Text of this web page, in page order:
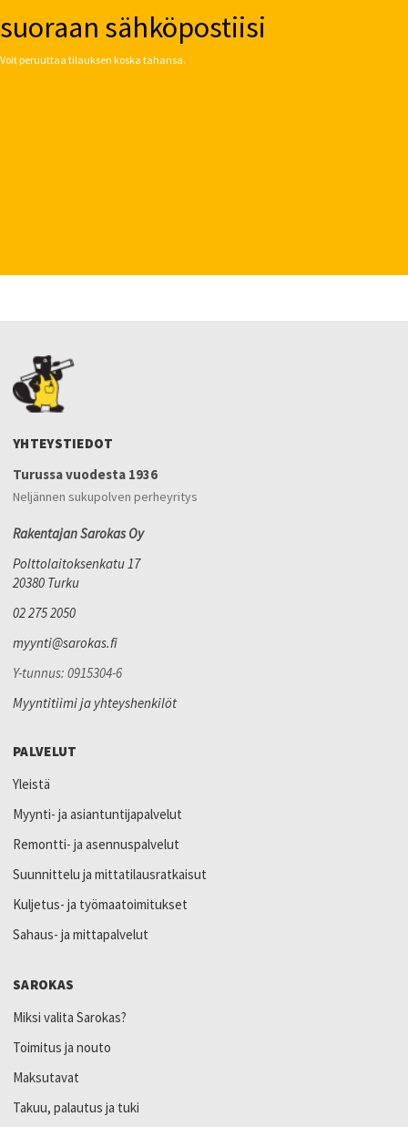
suoraan sähköpostiisi
Voit peruuttaa tilauksen koska tahansa.
YHTEYSTIEDOT
Turussa vuodesta 1936
Neljännen sukupolven perheyritys
Rakentajan Sarokas Oy
Polttolaitoksenkatu 17
20380 Turku
02 275 2050
myynti@sarokas.fi
Y-tunnus: 0915304-6
Myyntitiimi ja yhteyshenkilöt
PALVELUT
Yleistä
Myynti- ja asiantuntijapalvelut
Remontti- ja asennuspalvelut
Suunnittelu ja mittatilausratkaisut
Kuljetus- ja työmaatoimitukset
Sahaus- ja mittapalvelut
SAROKAS
Miksi valita Sarokas?
Toimitus ja nouto
Maksutavat
Takuu, palautus ja tuki